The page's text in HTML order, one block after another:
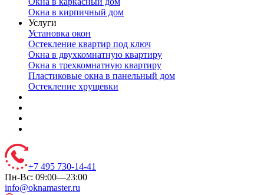
Окна в кирпичный дом
Услуги
Установка окон
Остекление квартир под ключ
Окна в двухкомнатную квартиру
Окна в трехкомнатную квартиру
Пластиковые окна в панельный дом
Остекление хрущевки
+7 495 730-14-41
Пн-Вс: 09:00—23:00
info@oknamaster.ru